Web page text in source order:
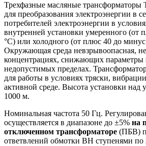
Трехфазные масляные
для преобразования электроэнергии в
потребителей электроэнергии в
внутренней установки умеренного (от
°С) или холодного (от плюс 40 до
Окружающая среда невзрывоопасная,
концентрациях, снижающих параметры
недопустимых пределах.
для работы в условиях тряски,
активной среде. Высота установки над
1000 м.
Номинальная частота 50 Гц.
осуществляется в диапазоне до ±5% на
отключенном трансформаторе (ПБВ)
ответвлений обмотки ВН ступенями по